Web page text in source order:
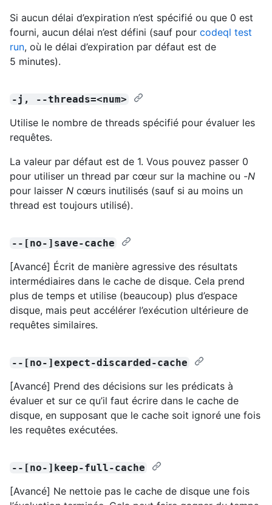
Si aucun délai d’expiration n’est spécifié ou que 0 est
fourni, aucun délai n’est défini (sauf pour codeql test
run, où le délai d’expiration par défaut est de
5 minutes).
-j, --threads=<num>
Utilise le nombre de threads spécifié pour évaluer les
requêtes.
La valeur par défaut est de 1. Vous pouvez passer 0
pour utiliser un thread par cœur sur la machine ou -N
pour laisser N cœurs inutilisés (sauf si au moins un
thread est toujours utilisé).
--[no-]save-cache
[Avancé] Écrit de manière agressive des résultats
intermédiaires dans le cache de disque. Cela prend
plus de temps et utilise (beaucoup) plus d’espace
disque, mais peut accélérer l’exécution ultérieure de
requêtes similaires.
--[no-]expect-discarded-cache
[Avancé] Prend des décisions sur les prédicats à
évaluer et sur ce qu’il faut écrire dans le cache de
disque, en supposant que le cache soit ignoré une fois
les requêtes exécutées.
--[no-]keep-full-cache
[Avancé] Ne nettoie pas le cache de disque une fois